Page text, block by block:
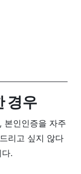
경우
본인인증을 자주
리고 싶지 않다
.